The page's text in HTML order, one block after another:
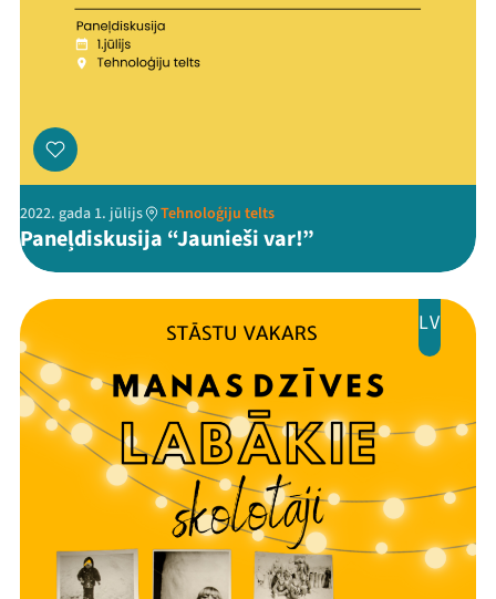
2022. gada 1. jūlijs Tehnoloģiju telts
Paneļdiskusija “Jaunieši var!”
LV